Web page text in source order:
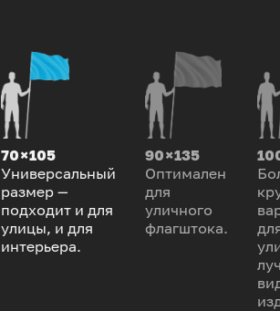
70 × 105
Универсальный
размер —
подходит и для
улицы, и для
интерьера.
90 × 135
Оптимален
для
уличного
флагштока.